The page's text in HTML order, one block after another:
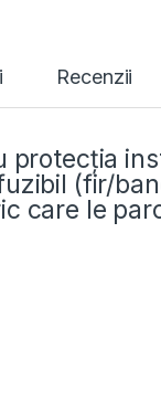
Recenzii
(fir/
care le